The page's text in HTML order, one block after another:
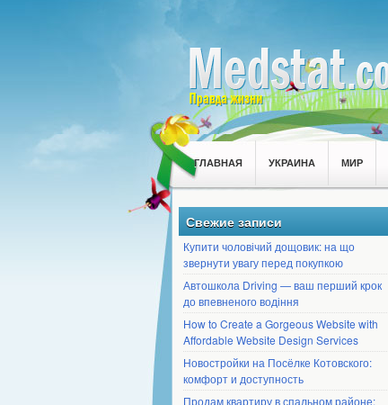
ГЛАВНАЯ УКРАИНА МИР
Свежие записи
Купити чоловічий дощовик: на що
звернути увагу перед покупкою
Автошкола Driving — ваш перший крок
до впевненого водіння
How to Create a Gorgeous Website with
Affordable Website Design Services
Новостройки на Посёлке Котовского:
комфорт и доступность
Продам квартиру в спальном районе: